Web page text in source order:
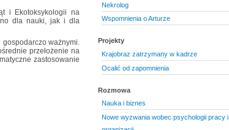
i Ekotoksykologii na
dla nauki, jak i dla
gospodarczo ważnymi.
przełożenie na
zastosowanie
Nekrolog
Wspomnienia o Arturze
Projekty
Krajobraz zatrzymany w kadrze
Ocalić od zapomnienia
Rozmowa
Nauka i biznes
Nowe wyzwania wobec psychologii pracy i